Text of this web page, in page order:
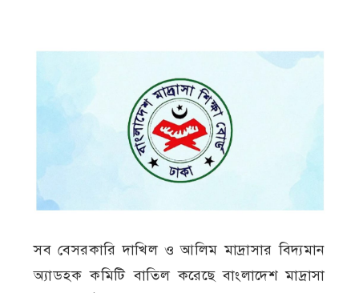
সব বেসরকারি দাখিল ও আলিম মাদ্রাসার বিদ্যমান
অ্যাডহক কমিটি বাতিল করেছে বাংলাদেশ মাদ্রাসা